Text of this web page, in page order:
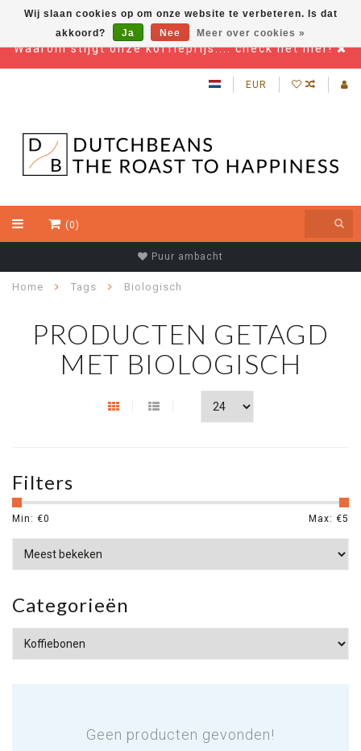
Waarom stijgt onze koffieprijs.... check het hier!
EUR
(0)
Puur ambacht
Home Tags Biologisch
PRODUCTEN GETAGD
MET BIOLOGISCH
Filters
Min: €0 Max: €5
Categorieën
Geen producten gevonden!
Wij slaan cookies op om onze website te verbeteren. Is dat
akkoord?
Ja Nee Meer over cookies »